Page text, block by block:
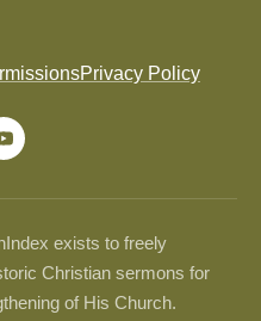
Privacy Policy
exists to freely
Christian sermons for
of His Church.